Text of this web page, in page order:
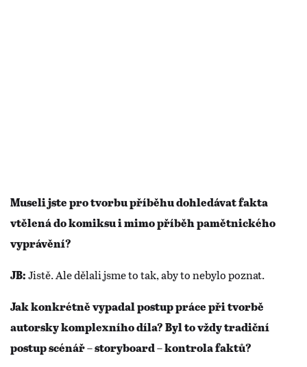
Museli jste pro tvorbu příběhu dohledávat fakta
vtělená do komiksu i mimo příběh pamětnického
vyprávění?
JB: Jistě. Ale dělali jsme to tak, aby to nebylo poznat.
Jak konkrétně vypadal postup práce při tvorbě
autorsky komplexního díla? Byl to vždy tradiční
postup scénář – storyboard – kontrola faktů?